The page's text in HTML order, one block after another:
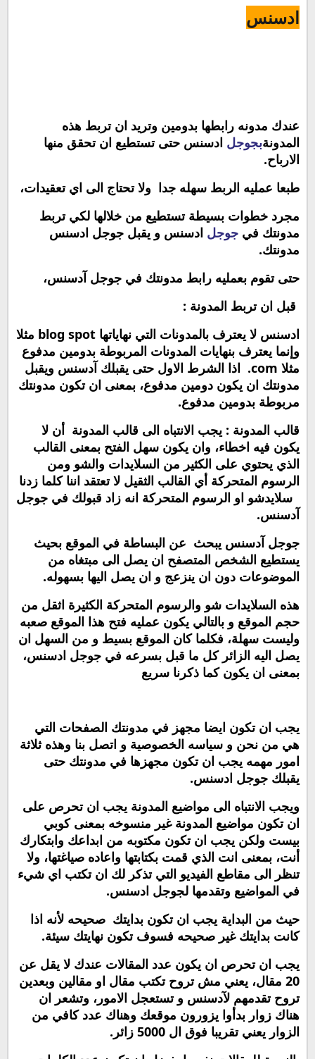
ادسنس
عندك مدونه رابطها بدومين وتريد ان تربط هذه
المدونةبجوجل ادسنس حتى تستطيع ان تحقق منها
الارباح.
طبعا عمليه الربط سهله جدا ولا تحتاج الى اي تعقيدات،
مجرد خطوات بسيطة تستطيع من خلالها لكي تربط
مدونتك في جوجل ادسنس و يقبل جوجل ادسنس
مدونتك.
حتى تقوم بعمليه رابط مدونتك في جوجل آدسنس،
قبل ان تربط المدونة :
ادسنس لا يعترف بالمدونات التي نهاياتها blog spot مثلا
وإنما يعترف بنهايات المدونات المربوطة بدومين مدفوع
مثلا com. اذا الشرط الاول حتى يقبلك آدسنس ويقبل
مدونتك ان يكون دومين مدفوع، بمعنى ان تكون مدونتك
مربوطة بدومين مدفوع.
قالب المدونة : يجب الانتباه الى قالب المدونة أن لا
يكون فيه اخطاء، وان يكون سهل الفتح بمعنى القالب
الذي يحتوي على الكثير من السلايدات والشو ومن
الرسوم المتحركة أي القالب الثقيل لا تعتقد اننا كلما زدنا
سلايدشو او الرسوم المتحركة انه زاد قبولك في جوجل
آدسنس.
جوجل آدسنس يبحث عن البساطة في الموقع بحيث
يستطيع الشخص المتصفح ان يصل الى مبتغاه من
الموضوعات دون ان ينزعج و ان يصل اليها بسهوله.
هذه السلايدات شو والرسوم المتحركة الكثيرة اثقل من
حجم الموقع و بالتالي يكون عمليه فتح هذا الموقع صعبه
وليست سهلة، فكلما كان الموقع بسيط و من السهل ان
يصل اليه الزائر كل ما قبل بسرعه في جوجل ادسنس،
بمعنى ان يكون كما ذكرنا سريع
يجب ان تكون ايضا مجهز في مدونتك الصفحات التي
هي من نحن و سياسه الخصوصية و اتصل بنا وهذه ثلاثة
امور مهمه يجب ان تكون مجهزها في مدونتك حتى
يقبلك جوجل ادسنس.
ويجب الانتباه الى مواضيع المدونة يجب ان تحرص على
ان تكون مواضيع المدونة غير منسوخه بمعنى كوبي
بيست ولكن يجب ان تكون مكتوبه من ابداعك وابتكارك
أنت، بمعنى انت الذي قمت بكتابتها واعاده صياغتها، ولا
تنظر الى مقاطع الفيديو التي تذكر لك ان تكتب اي شيء
في المواضيع وتقدمها لجوجل ادسنس.
حيث من البداية يجب ان تكون بدايتك صحيحه لأنه اذا
كانت بدايتك غير صحيحه فسوف تكون نهايتك سيئة.
يجب ان تحرص ان يكون عدد المقالات عندك لا يقل عن
20 مقال، يعني مش تروح تكتب مقال او مقالين وبعدين
تروح تقدمهم لآدسنس و تستعجل الامور، وتشعر ان
هناك زوار بدأوا يزورون موقعك وهناك عدد كافي من
الزوار يعني تقريبا فوق ال 5000 زائر.